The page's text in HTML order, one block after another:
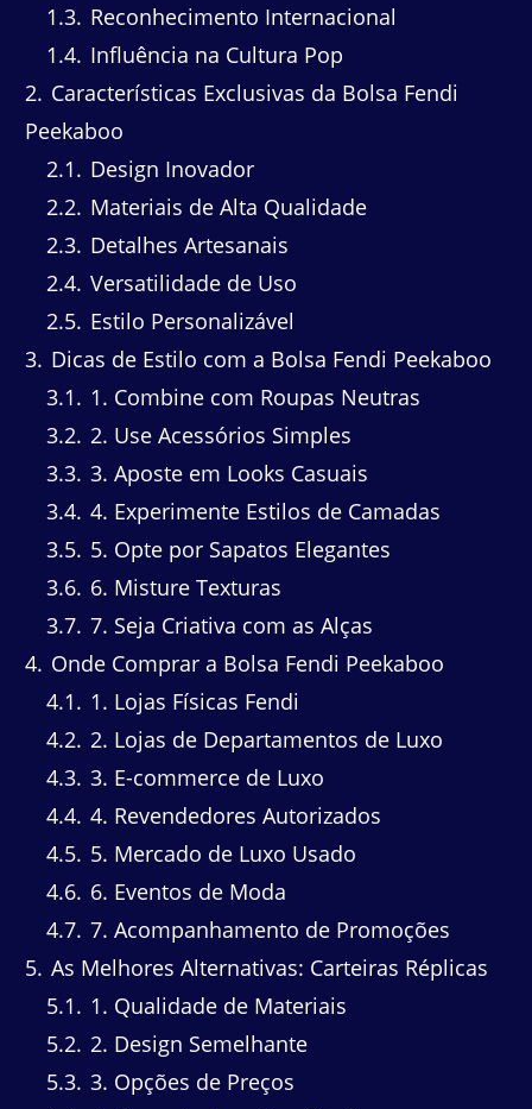
1.3 Reconhecimento Internacional
1.4 Influência na Cultura Pop
2 Características Exclusivas da Bolsa Fendi
Peekaboo
2.1
Design Inovador
2.2 Materiais de Alta Qualidade
2.3 Detalhes Artesanais
2.4 Versatilidade de Uso
2.5 Estilo Personalizável
3 Dicas de Estilo com a Bolsa Fendi Peekaboo
3.1
1. Combine com Roupas Neutras
3.2 2. Use Acessórios Simples
3.3 3. Aposte em Looks Casuais
3.4 4. Experimente Estilos de Camadas
3.5 5. Opte por Sapatos Elegantes
3.6 6. Misture Texturas
3.7 7. Seja Criativa com as Alças
4 Onde Comprar a Bolsa Fendi Peekaboo
4.1
1. Lojas Físicas Fendi
4.2 2. Lojas de Departamentos de Luxo
4.3 3. E-commerce de Luxo
4.4 4. Revendedores Autorizados
4.5 5. Mercado de Luxo Usado
4.6 6. Eventos de Moda
4.7 7. Acompanhamento de Promoções
5 As Melhores Alternativas: Carteiras Réplicas
5.1
1. Qualidade de Materiais
5.2 2. Design Semelhante
5.3 3. Opções de Preços